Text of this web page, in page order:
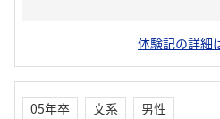
体験記の詳細
05年卒 文系
男性